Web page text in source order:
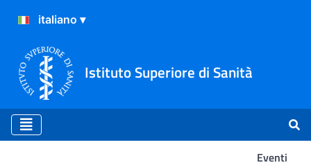
Istituto Superiore di Sanità
Eventi